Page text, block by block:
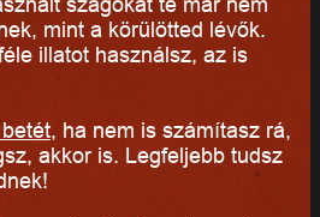
mint a körülötted lévők.
illatot használsz, az is
, ha nem is számítasz rá,
akkor is. Legfeljebb tudsz